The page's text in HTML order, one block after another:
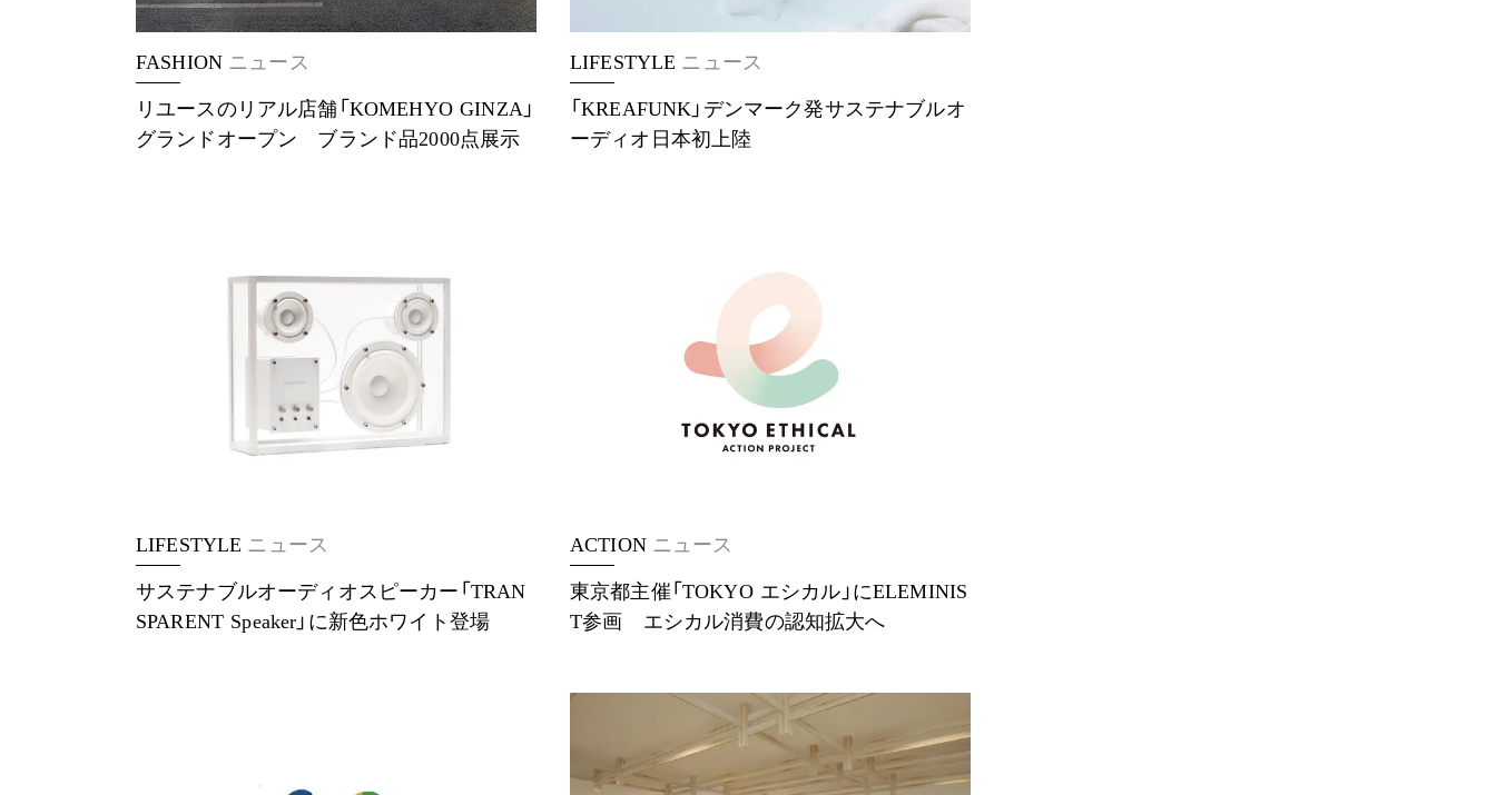
FASHION ニュース
リユースのリアル店舗「KOMEHYO GINZA」
グランドオープン ブランド品2000点展示
LIFESTYLE ニュース
「KREAFUNK」デンマーク発サステナブルオ
ーディオ日本初上陸
LIFESTYLE ニュース
サステナブルオーディオスピーカー「TRAN
SPARENT Speaker」に新⾊ホワイト登場
ACTION ニュース
東京都主催「TOKYO エシカル」にELEMINIS
T参画 エシカル消費の認知拡大へ